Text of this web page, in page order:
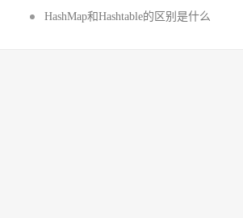
HashMap和Hashtable的区别是什么